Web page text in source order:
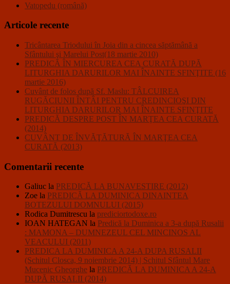
Vatopedu (română)
Articole recente
Tricântarea Triodului în Joia din a cincea săptămână a
Sfântului şi Marelui Post(18 martie 2010)
PREDICĂ ÎN MIERCUREA CEA CURATĂ DUPĂ
LITURGHIA DARURILOR MAI ÎNAINTE SFINŢITE (16
martie 2016)
Cuvânt de folos după Sf. Maslu: TÂLCUIREA
RUGĂCIUNII ÎNTÂI PENTRU CREDINCIOŞI DIN
LITURGHIA DARURILOR MAI ÎNAINTE SFINŢITE
PREDICĂ DESPRE POST ÎN MARŢEA CEA CURATĂ
(2014)
CUVÂNT DE ÎNVĂŢĂTURĂ ÎN MARŢEA CEA
CURATĂ (2013)
Comentarii recente
Galiuc la PREDICĂ LA BUNAVESTIRE (2012)
Zoe la PREDICĂ LA DUMINICA DINAINTEA
BOTEZULUI DOMNULUI (2015)
Rodica Dumitrescu la prediciortodoxe.ro
IOAN HATEGAN la Predică la Duminica a 3-a după Rusalii
: MAMONA – DUMNEZEUL CEL MINCINOS AL
VEACULUI (2011)
PREDICA LA DUMINICA A 24-A DUPA RUSALII
(Schitul Closca, 9 noiembrie 2014) | Schitul Sfântul Mare
Mucenic Gheorghe la PREDICĂ LA DUMINICA A 24-A
DUPĂ RUSALII (2014)